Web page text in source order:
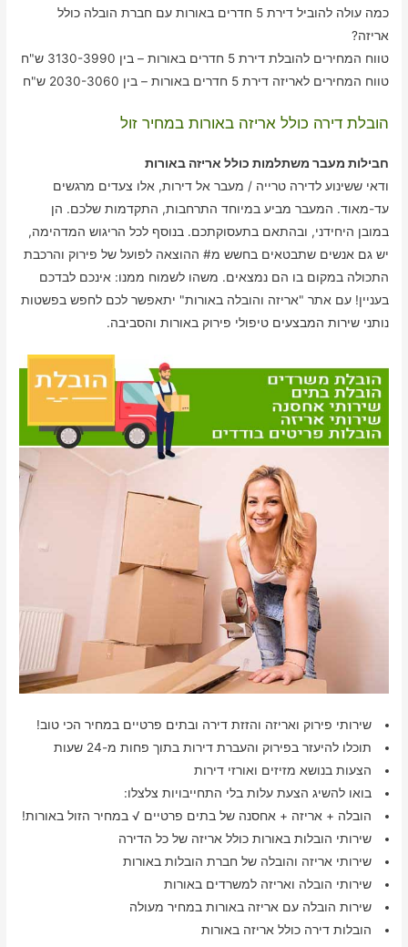
כמה עולה להוביל דירת 5 חדרים באורות עם חברת הובלה כולל
אריזה?
טווח המחירים להובלת דירת 5 חדרים באורות – בין 3130-3990 ש"ח
טווח המחירים לאריזה דירת 5 חדרים באורות – בין 2030-3060 ש"ח
הובלת דירה כולל אריזה באורות במחיר זול
חבילות מעבר משתלמות כולל אריזה באורות
ודאי ששינוע לדירה טרייה / מעבר אל דירות, אלו צעדים מרגשים
עד-מאוד. המעבר מביע במיוחד התרחבות, התקדמות שלכם. הן
במובן היחידני, ובהתאם בתעסוקתכם. בנוסף לכל הריגוש המדהימה,
יש גם אנשים שתבטאים בחשש מ# ההוצאה לפועל של פירוק והרכבת
התכולה במקום בו הם נמצאים. משהו לשמוח ממנו: אינכם לבדכם
בעניין! עם אתר "אריזה והובלה באורות" יתאפשר לכם לחפש בפשטות
נותני שירות המבצעים טיפולי פירוק באורות והסביבה.
שירותי פירוק ואריזה והזזת דירה ובתים פרטיים במחיר הכי טוב!
תוכלו להיעזר בפירוק והעברת דירות בתוך פחות מ-24 שעות
הצעות בנושא מזיזים ואורזי דירות
בואו להשיג הצעת עלות בלי התחייבויות צלצלו:
הובלה + אריזה + אחסנה של בתים פרטיים √ במחיר הזול באורות!
שירותי הובלות באורות כולל אריזה של כל הדירה
שירותי אריזה והובלה של חברת הובלות באורות
שירותי הובלה ואריזה למשרדים באורות
שירות הובלה עם אריזה באורות במחיר מעולה
הובלות דירה כולל אריזה באורות